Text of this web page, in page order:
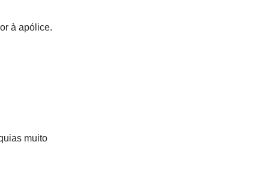
à apólice.
muito